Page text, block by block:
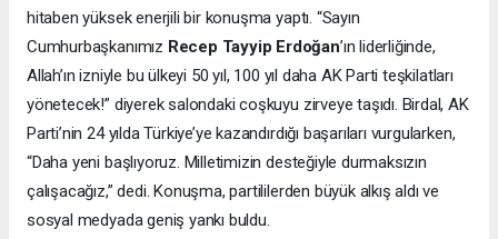
hitaben yüksek enerjili bir konuşma yaptı. “Sayın
Cumhurbaşkanımız Recep Tayyip Erdoğan’ın liderliğinde,
Allah’ın izniyle bu ülkeyi 50 yıl, 100 yıl daha AK Parti teşkilatları
yönetecek!” diyerek salondaki coşkuyu zirveye taşıdı. Birdal, AK
Parti’nin 24 yılda Türkiye’ye kazandırdığı başarıları vurgularken,
“Daha yeni başlıyoruz. Milletimizin desteğiyle durmaksızın
çalışacağız,” dedi. Konuşma, partililerden büyük alkış aldı ve
sosyal medyada geniş yankı buldu.